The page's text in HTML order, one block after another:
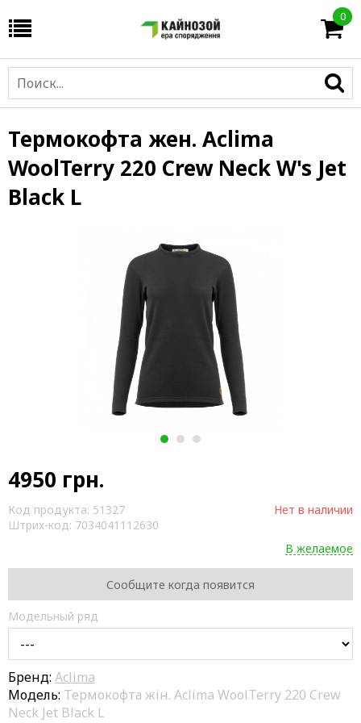
0
Термокофта жен. Aclima
WoolTerry 220 Crew Neck W's Jet
Black L
1 2 3
4950 грн.
Код продукта: 51327
Штрих-код: 7034041112630
Нет в наличии
В желаемое
Сообщите когда появится
Модельный ряд
Бренд: Aclima
Модель: Термокофта жін. Aclima WoolTerry 220 Crew
Neck Jet Black L